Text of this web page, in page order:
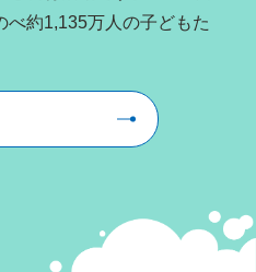
約1,135万人の子どもた